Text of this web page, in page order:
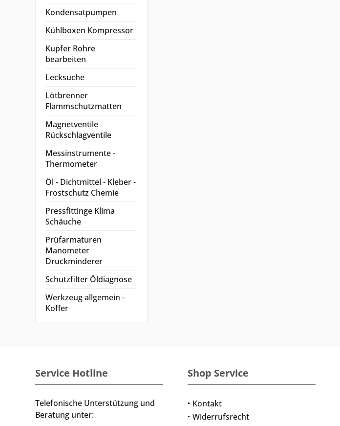
Kondensatpumpen
Kühlboxen Kompressor
Kupfer Rohre
bearbeiten
Lecksuche
Lötbrenner
Flammschutzmatten
Magnetventile
Rückschlagventile
Messinstrumente -
Thermometer
Öl - Dichtmittel - Kleber -
Frostschutz Chemie
Pressfittinge Klima
Schäuche
Prüfarmaturen
Manometer
Druckminderer
Schutzfilter Öldiagnose
Werkzeug allgemein -
Koffer
Service Hotline
Telefonische Unterstützung und
Beratung unter:
Shop Service
Kontakt
Widerrufsrecht